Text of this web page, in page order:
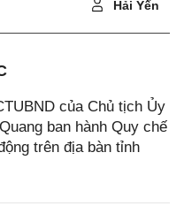
Hải Yến
của Chủ tịch Ủy
ban hành Quy chế
trên địa bàn tỉnh